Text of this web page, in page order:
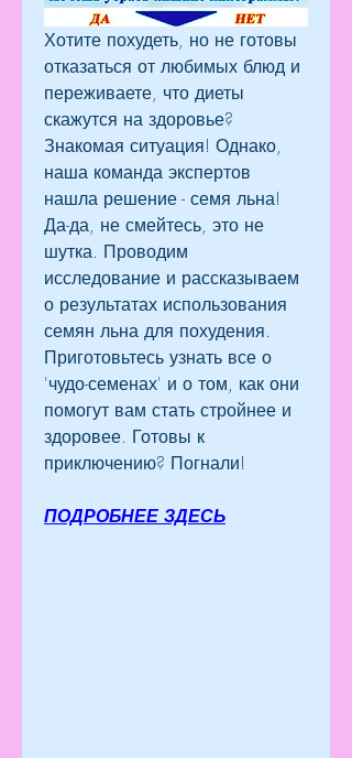
Хотите похудеть, но не готовы
отказаться от любимых блюд и
переживаете, что диеты
скажутся на здоровье?
Знакомая ситуация! Однако,
наша команда экспертов
нашла решение - семя льна!
Да-да, не смейтесь, это не
шутка. Проводим
исследование и рассказываем
о результатах использования
семян льна для похудения.
Приготовьтесь узнать все о
'чудо-семенах' и о том, как они
помогут вам стать стройнее и
здоровее. Готовы к
приключению? Погнали!
ПОДРОБНЕЕ ЗДЕСЬ